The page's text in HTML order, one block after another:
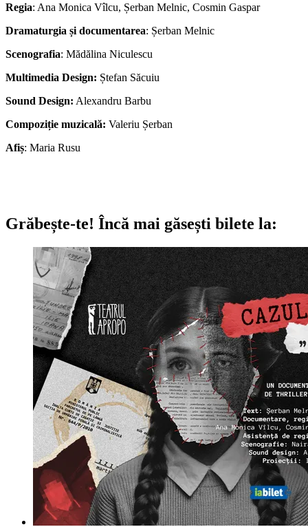
Regia: Ana Monica Vîlcu, Șerban Melnic, Cosmin Gaspar
Dramaturgia și documentarea: Șerban Melnic
Scenografia: Mădălina Niculescu
Multimedia Design: Ștefan Săcuiu
Sound Design: Alexandru Barbu
Compoziție muzicală: Valeriu Șerban
Afiș: Maria Rusu
Grăbește-te! Încă mai găsești bilete la: